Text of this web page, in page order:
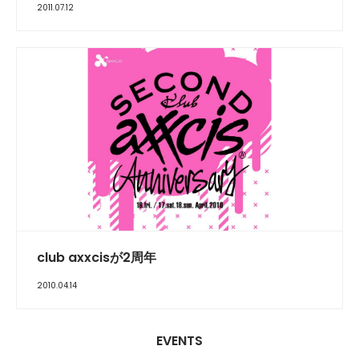
2011.07.12
club axxcisが2周年
2010.04.14
EVENTS